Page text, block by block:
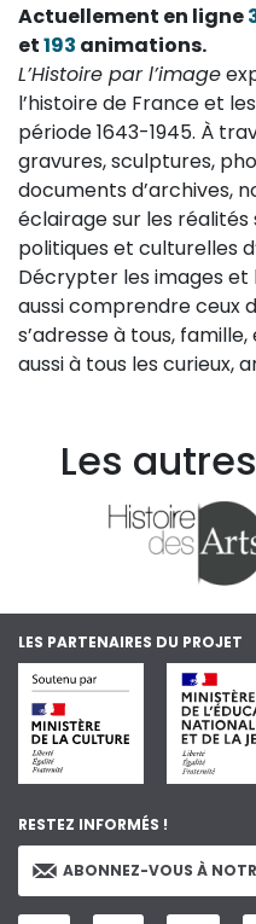
Actuellement en ligne
et193 animations.
L’Histoire par l’image
l’histoire de France et
période 1643-1945. À
gravures, sculptures,
documents d’archives,
éclairage sur les réalités
politiques et culturelles
Décrypter les images et
aussi comprendre ceux
s’adresse à tous,
aussi à tous les curieux,
Les
LES PARTENAIRES DU PROJET
RESTEZ INFORMÉS !
ABONNEZ-VOUS À